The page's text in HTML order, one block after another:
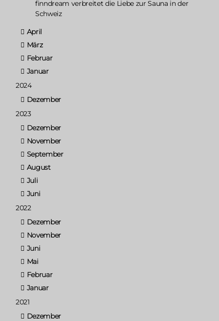
finndream verbreitet die Liebe zur Sauna in der
Schweiz
April
März
Februar
Januar
2024
Dezember
2023
Dezember
November
September
August
Juli
Juni
2022
Dezember
November
Juni
Mai
Februar
Januar
2021
Dezember